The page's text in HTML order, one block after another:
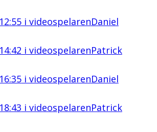
i videospelarenDaniel
i videospelarenPatrick
i videospelarenDaniel
i videospelarenPatrick